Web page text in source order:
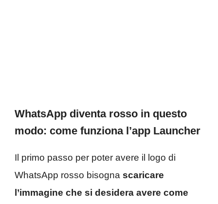
WhatsApp diventa rosso in questo
modo: come funziona l’app Launcher
Il primo passo per poter avere il logo di
WhatsApp rosso bisogna scaricare
l’immagine che si desidera avere come